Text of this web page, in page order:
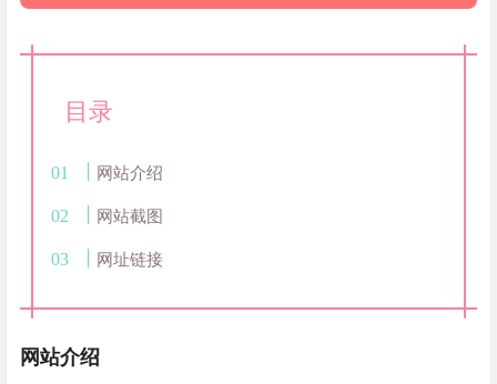
目录
网站介绍
网站截图
网址链接
网站介绍